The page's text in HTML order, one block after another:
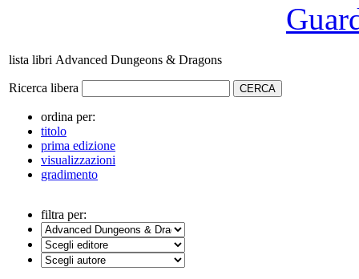
lista libri Advanced Dungeons & Dragons
Ricerca libera
ordina per:
titolo
prima edizione
visualizzazioni
gradimento
filtra per: